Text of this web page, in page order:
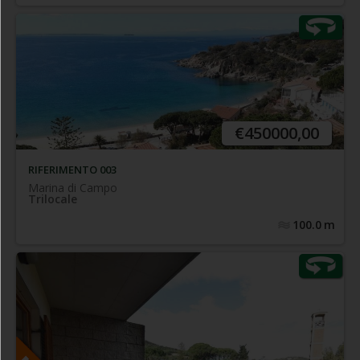
RIFERIMENTO 003
Marina di Campo
Trilocale
€450000,00
100.0 m
In una delle più prestigiose località balneari dell'Isola d'Elba
con splendida vista mare e comodo sentiero di discesa
verso la spiaggia - Elegante e curatissimo appartamento
climatizzato, con spazio esterno panoramico coperto
Portoferraio - Riferimento 013
comodissima a tutti i servizi -
Porzione terra-tetto di